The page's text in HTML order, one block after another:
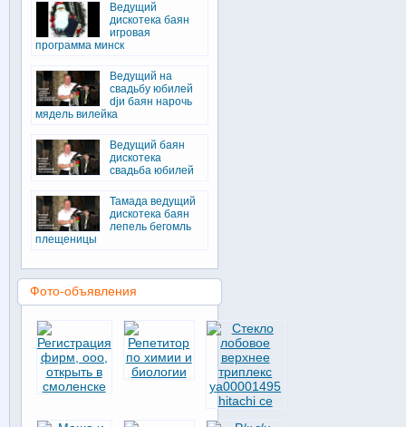
Ведущий
дискотека баян
игровая
программа минск
Ведущий на
свадьбу юбилей
djи баян нарочь
мядель вилейка
Ведущий баян
дискотека
свадьба юбилей
Тамада ведущий
дискотека баян
лепель бегомль
плещеницы
Фото-объявления